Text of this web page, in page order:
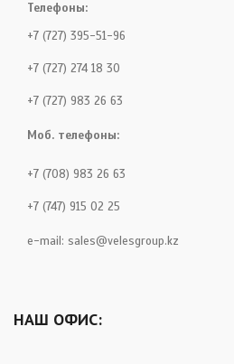
Телефоны:
+7 (727) 395-51-96
+7 (727) 274 18 30
+7 (727) 983 26 63
Моб. телефоны:
+7 (708) 983 26 63
+7 (747) 915 02 25
e-mail: sales@velesgroup.kz
НАШ ОФИС: